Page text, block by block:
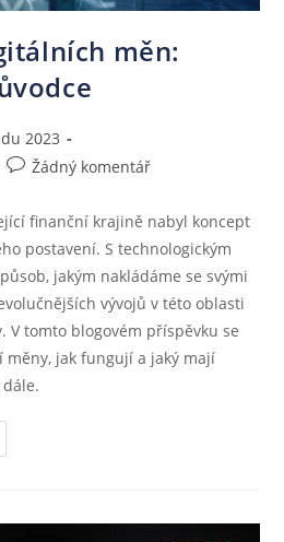
měn:
2023
Žádný komentář
finanční krajině nabyl koncept
postavení. S technologickým
jakým nakládáme se svými
vývojů v této oblasti
V tomto blogovém příspěvku se
měny, jak fungují a jaký mají